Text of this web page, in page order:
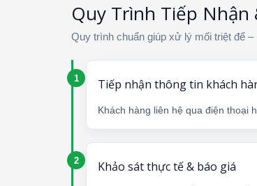
Quy Trình Tiếp
Quy trình chuẩn giúp xử lý mối triệt để
Tiếp nhận thông tin khách
Khách hàng liên hệ qua điện thoại
Khảo sát thực tế & báo giá